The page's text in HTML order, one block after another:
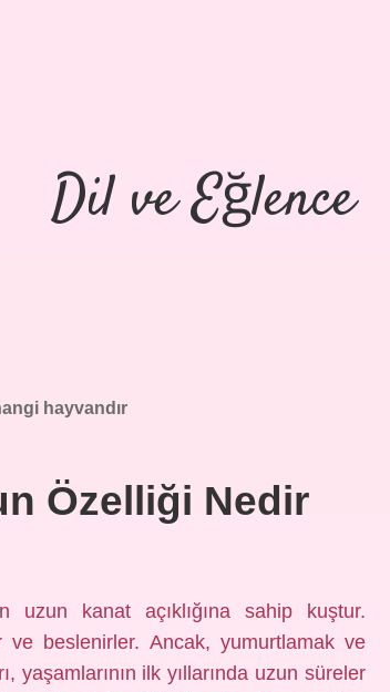
Dil ve Eğlence
hayvandır
Özelliği Nedir
uzun kanat açıklığına sahip kuştur.
beslenirler. Ancak, yumurtlamak ve
yaşamlarının ilk yıllarında uzun süreler